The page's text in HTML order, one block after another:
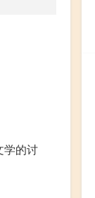
学的讨